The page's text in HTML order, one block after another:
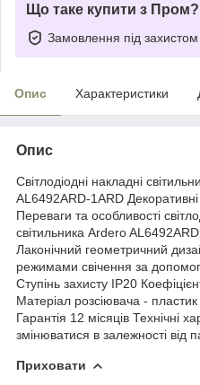
Що таке купити з Пром?
Замовлення під захистом
Опис Характеристики
Опис
Світлодіодні накладні
AL6492ARD-1ARD Декоративні
Переваги та особливості
світильника Ardero
Лаконічний геометричний
режимами свічення за
Ступінь захисту IP20
Матеріал розсіювача -
Гарантія 12 місяців Технічні
змінюватися в залежності від
Приховати